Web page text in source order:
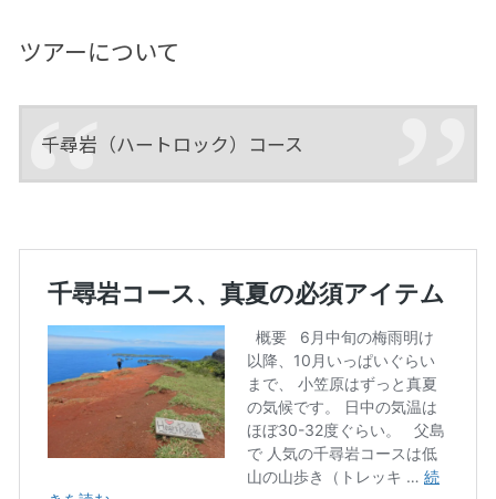
ツアーについて
千尋岩（ハートロック）コース